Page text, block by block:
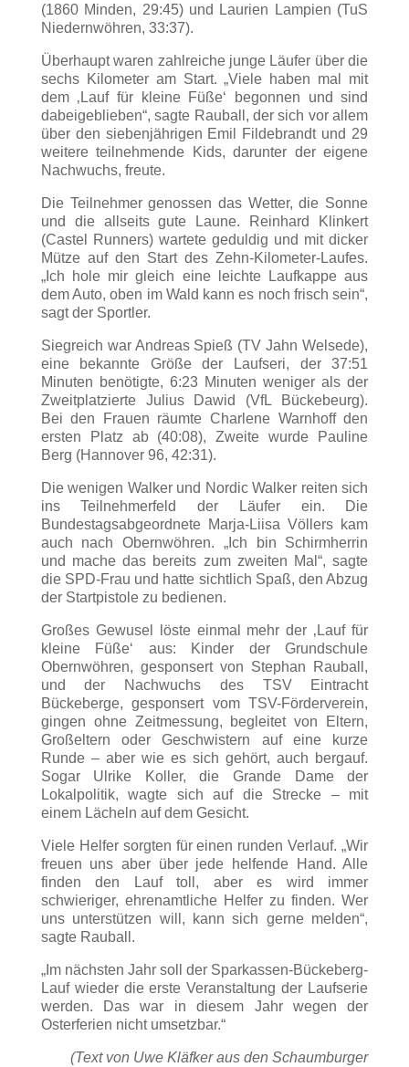
(1860 Minden, 29:45) und Laurien Lampien (TuS
Niedernwöhren, 33:37).
Überhaupt waren zahlreiche junge Läufer über die
sechs Kilometer am Start. „Viele haben mal mit
dem ‚Lauf für kleine Füße‘ begonnen und sind
dabeigeblieben“, sagte Rauball, der sich vor allem
über den siebenjährigen Emil Fildebrandt und 29
weitere teilnehmende Kids, darunter der eigene
Nachwuchs, freute.
Die Teilnehmer genossen das Wetter, die Sonne
und die allseits gute Laune. Reinhard Klinkert
(Castel Runners) wartete geduldig und mit dicker
Mütze auf den Start des Zehn-Kilometer-Laufes.
„Ich hole mir gleich eine leichte Laufkappe aus
dem Auto, oben im Wald kann es noch frisch sein“,
sagt der Sportler.
Siegreich war Andreas Spieß (TV Jahn Welsede),
eine bekannte Größe der Laufseri, der 37:51
Minuten benötigte, 6:23 Minuten weniger als der
Zweitplatzierte Julius Dawid (VfL Bückebeurg).
Bei den Frauen räumte Charlene Warnhoff den
ersten Platz ab (40:08), Zweite wurde Pauline
Berg (Hannover 96, 42:31).
Die wenigen Walker und Nordic Walker reiten sich
ins Teilnehmerfeld der Läufer ein. Die
Bundestagsabgeordnete Marja-Liisa Völlers kam
auch nach Obernwöhren. „Ich bin Schirmherrin
und mache das bereits zum zweiten Mal“, sagte
die SPD-Frau und hatte sichtlich Spaß, den Abzug
der Startpistole zu bedienen.
Großes Gewusel löste einmal mehr der ‚Lauf für
kleine Füße‘ aus: Kinder der Grundschule
Obernwöhren, gesponsert von Stephan Rauball,
und der Nachwuchs des TSV Eintracht
Bückeberge, gesponsert vom TSV-Förderverein,
gingen ohne Zeitmessung, begleitet von Eltern,
Großeltern oder Geschwistern auf eine kurze
Runde – aber wie es sich gehört, auch bergauf.
Sogar Ulrike Koller, die Grande Dame der
Lokalpolitik, wagte sich auf die Strecke – mit
einem Lächeln auf dem Gesicht.
Viele Helfer sorgten für einen runden Verlauf. „Wir
freuen uns aber über jede helfende Hand. Alle
finden den Lauf toll, aber es wird immer
schwieriger, ehrenamtliche Helfer zu finden. Wer
uns unterstützen will, kann sich gerne melden“,
sagte Rauball.
„Im nächsten Jahr soll der Sparkassen-Bückeberg-
Lauf wieder die erste Veranstaltung der Laufserie
werden. Das war in diesem Jahr wegen der
Osterferien nicht umsetzbar.“
(Text von Uwe Kläfker aus den Schaumburger